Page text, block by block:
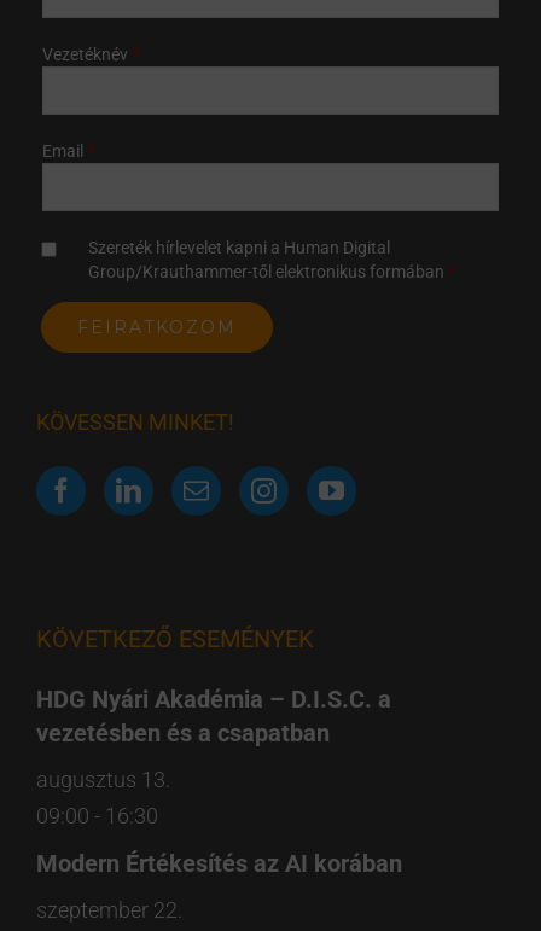
Vezetéknév
Email
Szereték hírlevelet kapni a Human Digital
Group/Krauthammer-től elektronikus formában
KÖVESSEN MINKET!
KÖVETKEZŐ ESEMÉNYEK
HDG Nyári Akadémia – D.I.S.C. a
vezetésben és a csapatban
augusztus 13.
09:00 - 16:30
Modern Értékesítés az AI korában
szeptember 22.